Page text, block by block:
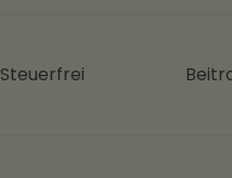
Steuerfrei